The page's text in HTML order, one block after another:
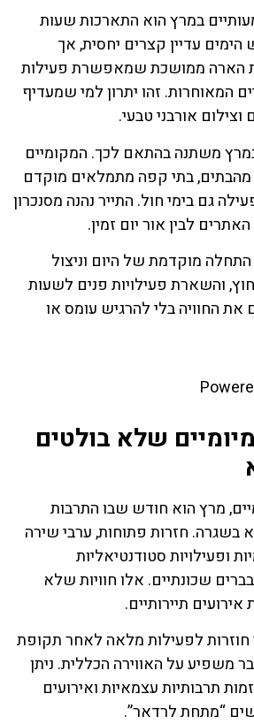
במרץ הוא התארכות שעות
עדיין קצרים יחסית, אך
הארה ממושכת שמאפשרת פעילות
המאוחרות. זהו יתרון למי שמעדיף
וצילום אורבני טבעי.
משתנה בהתאם לכך. המקומיים
מהבתים, בתי קפה מתמלאים מוקדם
גם בימי חול. התייר נהנה מסנכרון
לבין אור יום זמין.
התחלה מוקדמת של היום וניצול
והשארת פעילויות פנים לשעות
את החוויה בלי להרגיש עומס או
שלא בולטים
מרץ הוא חודש שבו התרבות
בשגרה. חזרות פתוחות, ערבי שירה
ופעילויות סטודנטיאליות
שכונתיים. אלו חוויות שלא
תיירותיים.
חוזרות לפעילות מלאה לאחר תקופת
משפיע על האווירה הכללית. ניתן
תרבותיות עצמאיות ואירועים
“מתחת לרדאר”.